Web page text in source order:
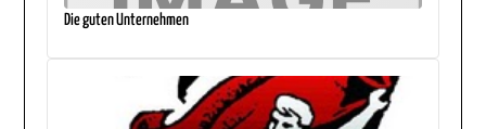
Die guten Unternehmen